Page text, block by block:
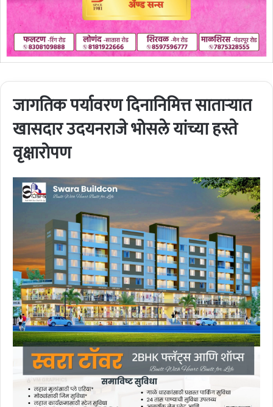
जागतिक पर्यावरण दिनानिमित्त साताऱ्यात
खासदार उदयनराजे भोसले यांच्या हस्ते
वृक्षारोपण